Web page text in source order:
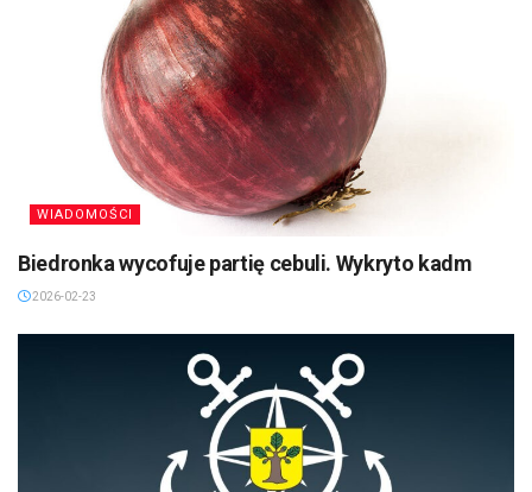
WIADOMOŚCI
Biedronka wycofuje partię cebuli. Wykryto kadm
2026-02-23